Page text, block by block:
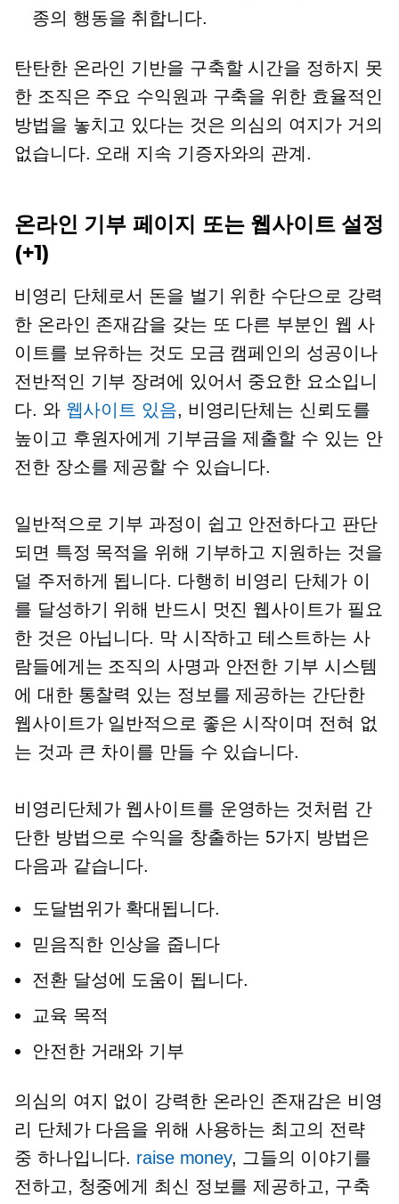
종의 행동을 취합니다.
탄탄한 온라인 기반을 구축할 시간을 정하지 못
한 조직은 주요 수익원과 구축을 위한 효율적인
방법을 놓치고 있다는 것은 의심의 여지가 거의
없습니다. 오래 지속 기증자와의 관계.
온라인 기부 페이지 또는 웹사이트 설정
(+1)
비영리 단체로서 돈을 벌기 위한 수단으로 강력
한 온라인 존재감을 갖는 또 다른 부분인 웹 사
이트를 보유하는 것도 모금 캠페인의 성공이나
전반적인 기부 장려에 있어서 중요한 요소입니
다. 와 웹사이트 있음, 비영리단체는 신뢰도를
높이고 후원자에게 기부금을 제출할 수 있는 안
전한 장소를 제공할 수 있습니다.
일반적으로 기부 과정이 쉽고 안전하다고 판단
되면 특정 목적을 위해 기부하고 지원하는 것을
덜 주저하게 됩니다. 다행히 비영리 단체가 이
를 달성하기 위해 반드시 멋진 웹사이트가 필요
한 것은 아닙니다. 막 시작하고 테스트하는 사
람들에게는 조직의 사명과 안전한 기부 시스템
에 대한 통찰력 있는 정보를 제공하는 간단한
웹사이트가 일반적으로 좋은 시작이며 전혀 없
는 것과 큰 차이를 만들 수 있습니다.
비영리단체가 웹사이트를 운영하는 것처럼 간
단한 방법으로 수익을 창출하는 5가지 방법은
다음과 같습니다.
도달범위가 확대됩니다.
믿음직한 인상을 줍니다
전환 달성에 도움이 됩니다.
교육 목적
안전한 거래와 기부
의심의 여지 없이 강력한 온라인 존재감은 비영
리 단체가 다음을 위해 사용하는 최고의 전략
중 하나입니다. raise money, 그들의 이야기를
전하고, 청중에게 최신 정보를 제공하고, 구축